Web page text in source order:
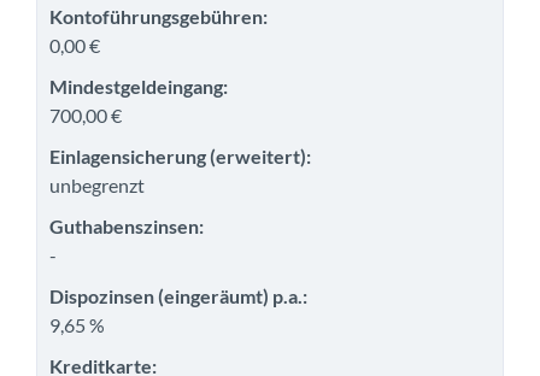
Kontoführungsgebühren:
0,00 €
Mindestgeldeingang:
700,00 €
Einlagensicherung (erweitert):
unbegrenzt
Guthabenszinsen:
-
Dispozinsen (eingeräumt) p.a.:
9,65 %
Kreditkarte: